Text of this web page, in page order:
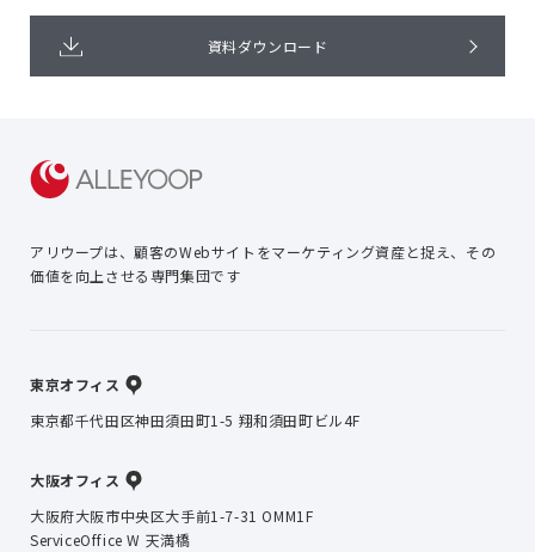
資料ダウンロード
アリウープは、顧客のWebサイトをマーケティング資産と捉え、 その
価値を向上させる専門集団です
東京オフィス
東京都千代田区神田須田町1-5 翔和須田町ビル4F
大阪オフィス
大阪府大阪市中央区大手前1-7-31 OMM1F
ServiceOffice W 天満橋